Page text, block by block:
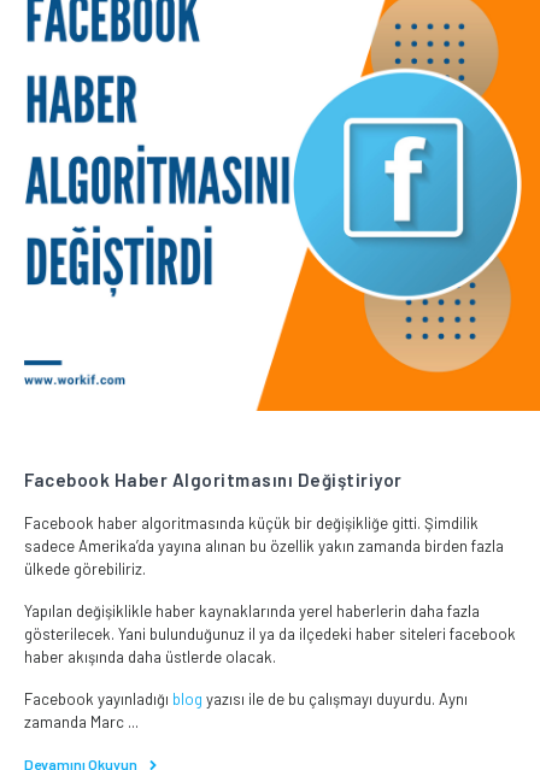
Facebook Haber Algoritmasını Değiştiriyor
Facebook haber algoritmasında küçük bir değişikliğe gitti. Şimdilik
sadece Amerika’da yayına alınan bu özellik yakın zamanda birden fazla
ülkede görebiliriz.
Yapılan değişiklikle haber kaynaklarında yerel haberlerin daha fazla
gösterilecek. Yani bulunduğunuz il ya da ilçedeki haber siteleri facebook
haber akışında daha üstlerde olacak.
Facebook yayınladığı blog yazısı ile de bu çalışmayı duyurdu. Aynı
zamanda Marc ...
Devamını Okuyun